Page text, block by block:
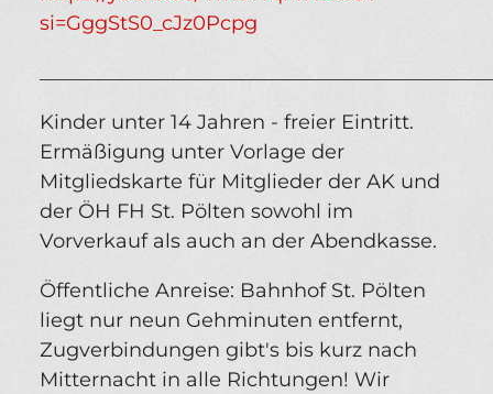
si=GggStS0_cJz0Pcpg
Kinder unter 14 Jahren - freier Eintritt.
Ermäßigung unter Vorlage der
Mitgliedskarte für Mitglieder der AK und
der ÖH FH St. Pölten sowohl im
Vorverkauf als auch an der Abendkasse.
Öffentliche Anreise: Bahnhof St. Pölten
liegt nur neun Gehminuten entfernt,
Zugverbindungen gibt's bis kurz nach
Mitternacht in alle Richtungen! Wir